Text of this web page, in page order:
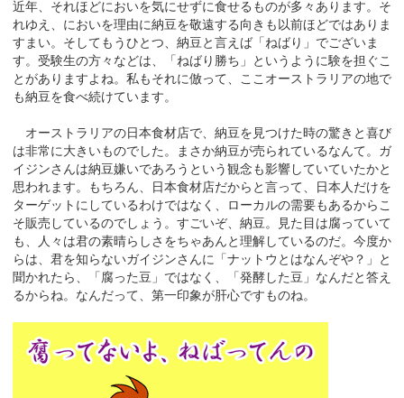
近年、それほどにおいを気にせずに食せるものが多々あります。そ
れゆえ、においを理由に納豆を敬遠する向きも以前ほどではありま
すまい。そしてもうひとつ、納豆と言えば「ねばり」でございま
す。受験生の方々などは、「ねばり勝ち」というように験を担ぐこ
とがありますよね。私もそれに倣って、ここオーストラリアの地で
も納豆を食べ続けています。
オーストラリアの日本食材店で、納豆を見つけた時の驚きと喜び
は非常に大きいものでした。まさか納豆が売られているなんて。ガ
イジンさんは納豆嫌いであろうという観念も影響していていたかと
思われます。もちろん、日本食材店だからと言って、日本人だけを
ターゲットにしているわけではなく、ローカルの需要もあるからこ
そ販売しているのでしょう。すごいぞ、納豆。見た目は腐っていて
も、人々は君の素晴らしさをちゃあんと理解しているのだ。今度か
らは、君を知らないガイジンさんに「ナットウとはなんぞや？」と
聞かれたら、「腐った豆」ではなく、「発酵した豆」なんだと答え
るからね。なんだって、第一印象が肝心ですものね。